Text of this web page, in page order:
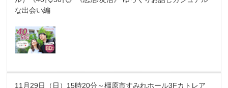
な出会い編
11月29日（日）15時20分～橿原市すみれホール3Fカトレア